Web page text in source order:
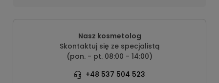
Nasz kosmetolog
Skontaktuj się ze specjalistą
(pon. - pt. 08:00 - 14:00)
+48 537 504 523